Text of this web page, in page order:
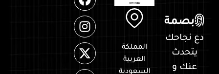
بصمة
دع نجاحك
يتحدث
عنك و
المملكة
العربية
السعودية